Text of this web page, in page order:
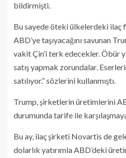
bildirmişti.
Bu sayede öteki ülkelerdeki ilaç
ABD’ye taşıyacağını savunan
vakit Çin’i terk edecekler. Öbür
satış yapmak zorundalar.
satılıyor.” sözlerini kullanmıştı.
Trump, şirketlerin üretimlerini
durumunda tarife ile
Bu ay, ilaç şirketi Novartis de
dolarlık yatırımla ABD’deki